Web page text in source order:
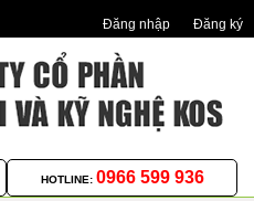
Đăng nhập Đăng ký
HOTLINE: 0966 599 936